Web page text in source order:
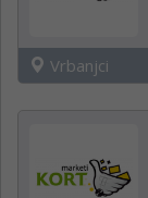
Vrbanjci